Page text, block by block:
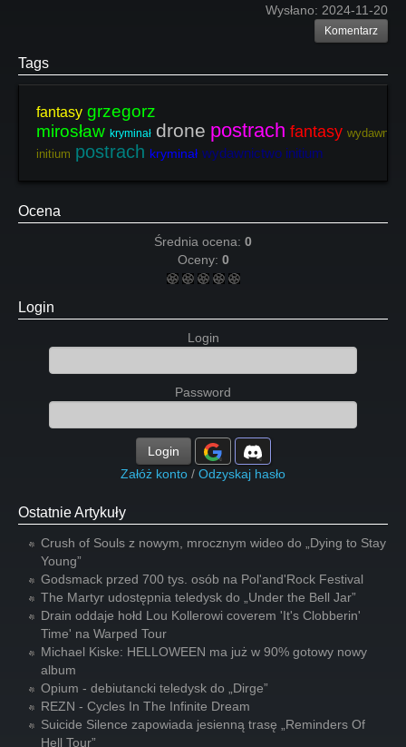
Wysłano: 2024-11-20
Komentarz
Tags
fantasy grzegorz
mirosław kryminał drone postrach fantasy
initium postrach kryminał wydawnictwo initium
Ocena
Średnia ocena: 0
Oceny: 0
Login
Login
Password
Login
Załóż konto / Odzyskaj hasło
Ostatnie Artykuły
Crush of Souls z nowym, mrocznym wideo do „Dying to Stay
Young”
Godsmack przed 700 tys. osób na Pol'and'Rock Festival
The Martyr udostępnia teledysk do „Under the Bell Jar”
Drain oddaje hołd Lou Kollerowi coverem 'It's Clobberin'
Time' na Warped Tour
Michael Kiske: HELLOWEEN ma już w 90% gotowy nowy
album
Opium - debiutancki teledysk do „Dirge”
REZN - Cycles In The Infinite Dream
Suicide Silence zapowiada jesienną trasę „Reminders Of
Hell Tour”